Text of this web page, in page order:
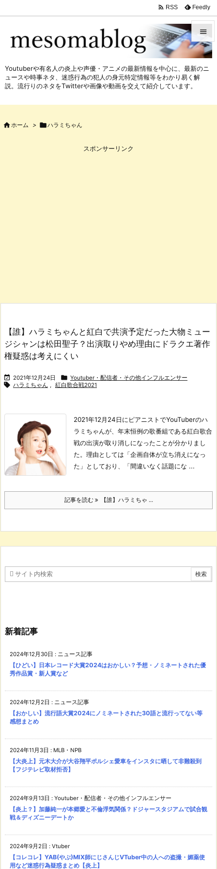



 RSS Feedly
Youtuberや有名人の炎上や声優・アニメの最新情報を中心に、最新のニ
ュースや時事ネタ、迷惑行為の犯人の身元特定情報等をわかり易く解
説。流行りのネタをTwitterや画像や動画を交えて紹介しています。
 ホーム > ハラミちゃん
スポンサーリンク
【誰】ハラミちゃんと紅白で共演予定だった大物ミュー
ジシャンは松田聖子？出演取りやめ理由にドラクエ著作
権疑惑は考えにくい
 2021年12月24日  Youtuber・配信者・その他インフルエンサー
 ハラミちゃん , 紅白歌合戦2021
2021年12月24日にピアニストでYouTuberのハ
ラミちゃんが、年末恒例の歌番組である紅白歌合
戦の出演が取り消しになったことが分かりまし
た。 理由としては「企画自体が立ち消えになっ
た」としており、「間違いなく話題にな ...
記事を読む 【誰】ハラミちゃ ...
新着記事
2024年12月30日 : ニュース記事
【ひどい】日本レコード大賞2024はおかしい？予想・ノミネートされた優
秀作品賞・新人賞など
2024年12月2日 : ニュース記事
【おかしい】流行語大賞2024にノミネートされた30語と流行ってない等
感想まとめ
2024年11月3日 : MLB・NPB
【大炎上】元木大介が大谷翔平ポルシェ愛車をインスタに晒して非難殺到
【フジテレビ取材拒否】
2024年9月13日 : Youtuber・配信者・その他インフルエンサー
【炎上？】加藤純一が本郷愛と不倫浮気関係？ドジャースタジアムで試合観
戦＆ディズニーデートか
2024年9月2日 : Vtuber
【コレコレ】YAB(やぶ)MIX師にじさんじVTuber中の人への盗撮・媚薬使
用など迷惑行為疑惑まとめ【炎上】